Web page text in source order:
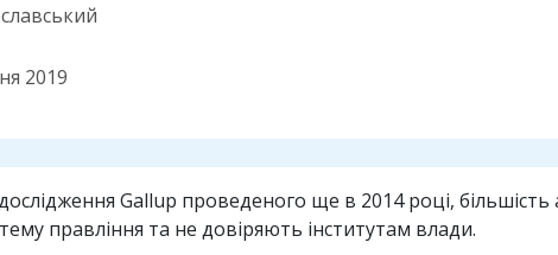
2019
Gallup проведеного ще в 2014 році,
правління та не довіряють інститутам влади.